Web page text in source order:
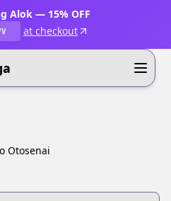
Alok — 15% OFF
at checkout
Otosenai